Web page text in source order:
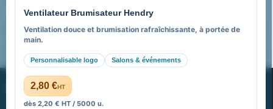
Ventilateur Brumisateur Hendry
Ventilation douce et brumisation rafraîchissante, à portée de
main.
Personnalisable logo Salons & événements
2,80 €HT
dès 2,20 € HT / 5000 u.
FAQ sur Promenoch Goodies Pub France
Pourquoi ça a marché à 100% pour moi ?
PROMENOCH GOODIES